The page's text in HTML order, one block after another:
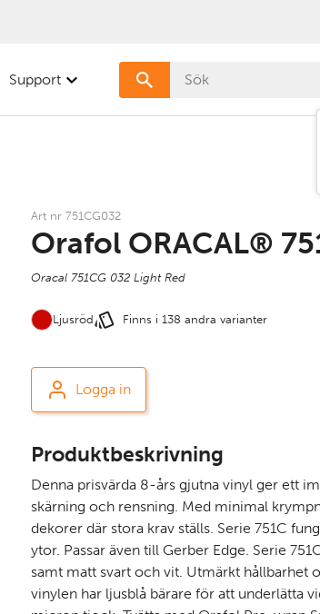
Support
Art nr 751CG032
Orafol ORACAL®
Oracal 751CG 032 Light Red
Ljusröd Finns i 138 andra varianter
Logga in
Produktbeskrivning
Denna prisvärda 8-års gjutna vinyl ger ett
skärning och rensning. Med minimal
dekorer där stora krav ställs. Serie 751C
ytor. Passar även till Gerber Edge. Serie
samt matt svart och vit. Utmärkt hållbarhet
vinylen har ljusblå bärare för att underlätta